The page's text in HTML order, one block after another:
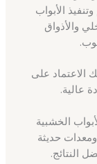
الأبواب
والأذواق
الاعتماد على
عالية.
الخشبية
حديثة
النتائج.